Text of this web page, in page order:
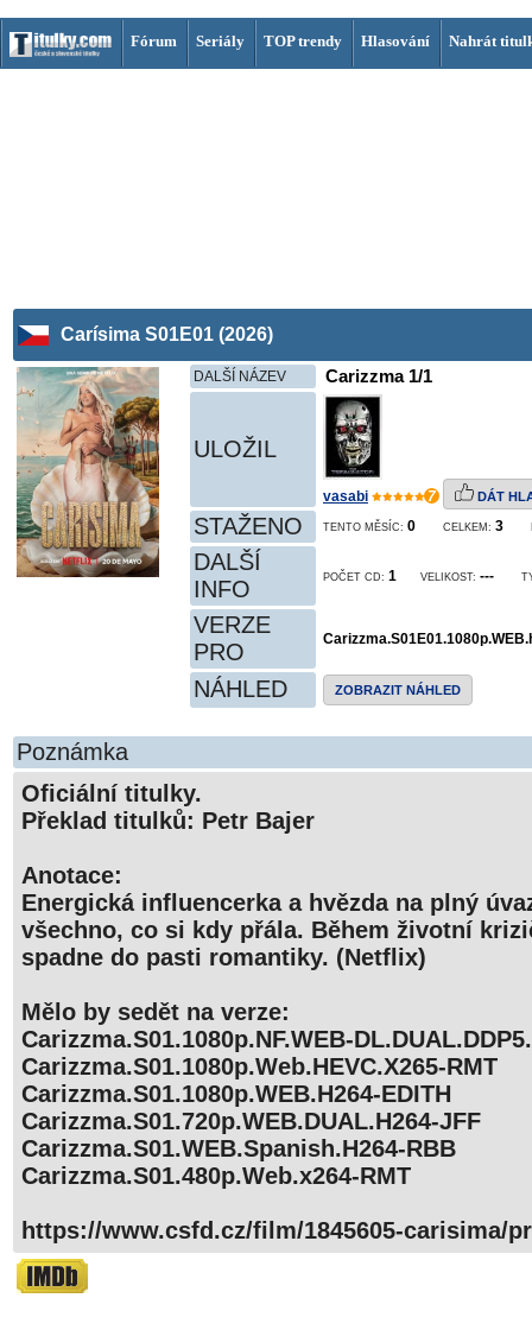
Fórum Seriály TOP trendy Hlasování Nahrát
Carísima S01E01 (2026)
DALŠÍ NÁZEV Carizzma 1/1
ULOŽIL
vasabi 7 DÁT
STAŽENO TENTO MĚSÍC: 0 CELKEM: 3
DALŠÍ
INFO
POČET CD: 1 VELIKOST: ---
VERZE
PRO
NÁHLED ZOBRAZIT NÁHLED
Poznámka
Oficiální titulky.
Překlad titulků: Petr Bajer
Anotace:
Energická influencerka a hvězda na plný
všechno, co si kdy přála. Během životní
spadne do pasti romantiky. (Netflix)
Mělo by sedět na verze:
Carizzma.S01.1080p.NF.WEB-
Carizzma.S01.1080p.Web.HEVC.X265-RMT
Carizzma.S01.1080p.WEB.H264-EDITH
Carizzma.S01.720p.WEB.DUAL.H264-JFF
Carizzma.S01.WEB.Spanish.H264-RBB
Carizzma.S01.480p.Web.x264-RMT
https://www.csfd.cz/film/1845605-carisima/